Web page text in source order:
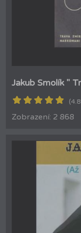
Jakub Smolík "
Zobrazení: 2 868